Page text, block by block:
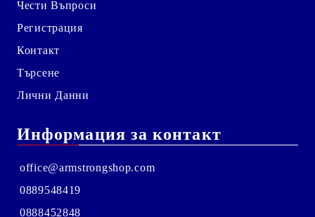
Чести Въпроси
Регистрация
Контакт
Търсене
Лични Данни
Информация за контакт
office@armstrongshop.com
0889548419
0888452848